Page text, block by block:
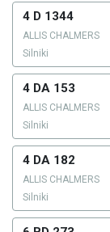
4 D 1344
ALLIS CHALMERS
Silniki
4 DA 153
ALLIS CHALMERS
Silniki
4 DA 182
ALLIS CHALMERS
Silniki